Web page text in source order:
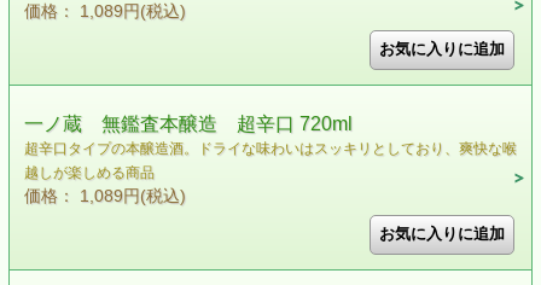
価格： 1,089円(税込)
一ノ蔵 無鑑査本醸造 超辛口 720ml
超辛口タイプの本醸造酒。ドライな味わいはスッキリとしており、爽快な喉
越しが楽しめる商品
価格： 1,089円(税込)